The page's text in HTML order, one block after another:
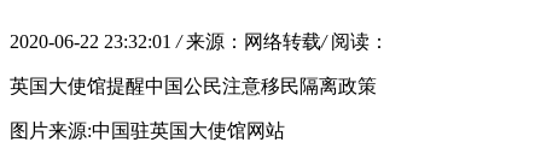
2020-06-22 23:32:01 / 来源：网络转载/ 阅读：
英国大使馆提醒中国公民注意移民隔离政策
图片来源:中国驻英国大使馆网站